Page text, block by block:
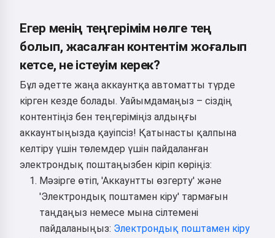
Егер менің теңгерімім нөлге тең
болып, жасалған контентім жоғалып
кетсе, не істеуім керек?
Бұл әдетте жаңа аккаунтқа автоматты түрде
кірген кезде болады. Уайымдамаңыз – сіздің
контентіңіз бен теңгеріміңіз алдыңғы
аккаунтыңызда қауіпсіз! Қатынасты қалпына
келтіру үшін төлемдер үшін пайдаланған
электрондық поштаңызбен кіріп көріңіз:
Мәзірге өтіп, 'Аккаунтты өзгерту' және
'Электрондық поштамен кіру' тармағын
таңдаңыз немесе мына сілтемені
пайдаланыңыз: Электрондық поштамен кіру